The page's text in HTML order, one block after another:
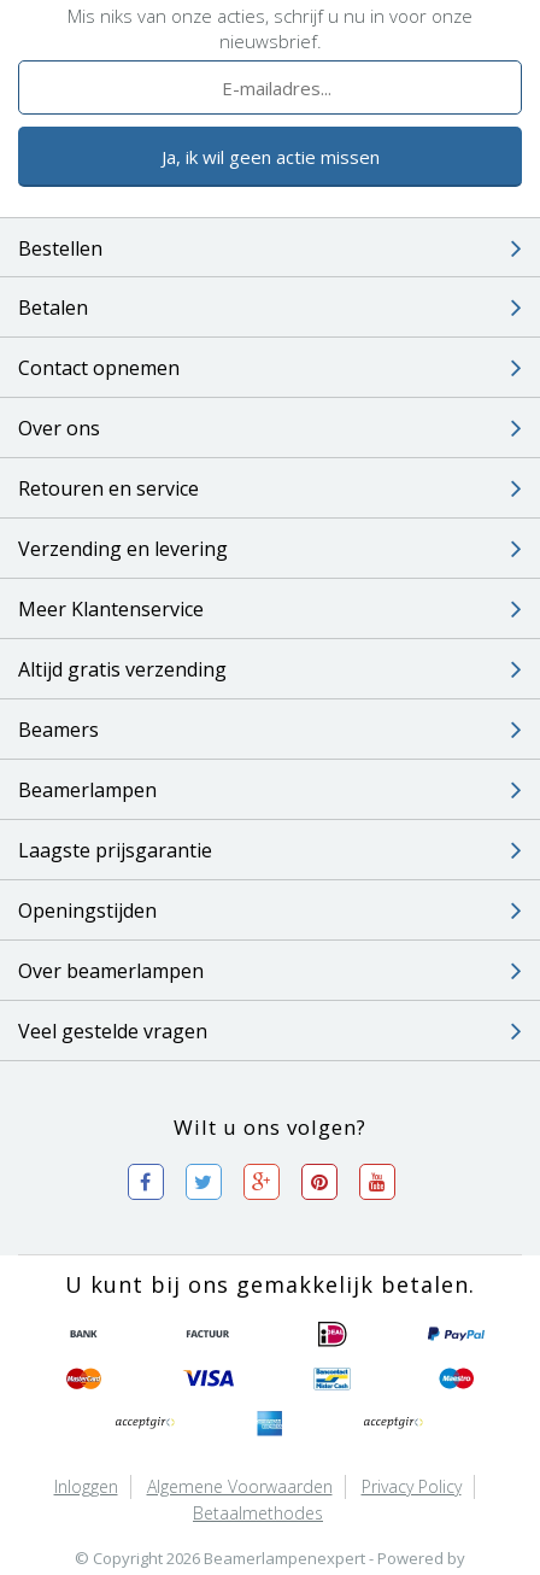
Mis niks van onze acties, schrijf u nu in voor onze
nieuwsbrief.
Ja, ik wil geen actie missen
Bestellen
Betalen
Contact opnemen
Over ons
Retouren en service
Verzending en levering
Meer Klantenservice
Altijd gratis verzending
Beamers
Beamerlampen
Laagste prijsgarantie
Openingstijden
Over beamerlampen
Veel gestelde vragen
Wilt u ons volgen?
U kunt bij ons gemakkelijk betalen.
Inloggen Algemene Voorwaarden
Privacy Policy
Betaalmethodes
© Copyright 2026 Beamerlampenexpert - Powered by